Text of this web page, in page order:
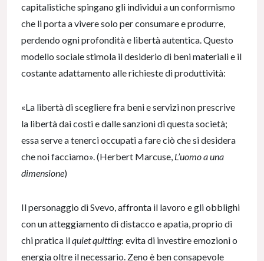
capitalistiche spingano gli individui a un conformismo
che li porta a vivere solo per consumare e produrre,
perdendo ogni profondità e libertà autentica. Questo
modello sociale stimola il desiderio di beni materiali e il
costante adattamento alle richieste di produttività:
«La libertà di scegliere fra beni e servizi non prescrive
la libertà dai costi e dalle sanzioni di questa società;
essa serve a tenerci occupati a fare ciò che si desidera
che noi facciamo». (Herbert Marcuse, L’uomo a una
dimensione)
Il personaggio di Svevo, affronta il lavoro e gli obblighi
con un atteggiamento di distacco e apatia, proprio di
chi pratica ilquiet quitting: evita di investire emozioni o
energia oltre il necessario. Zeno è ben consapevole